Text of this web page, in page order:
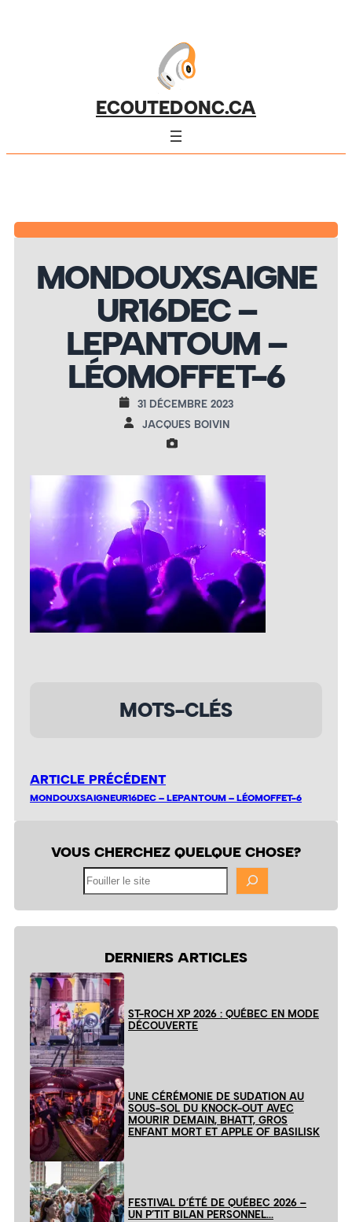
ECOUTEDONC.CA
MONDOUXSAIGNE
UR16DEC –
LEPANTOUM –
LÉOMOFFET-6
31 DÉCEMBRE 2023
JACQUES BOIVIN
MOTS-CLÉS
ARTICLE PRÉCÉDENT
MONDOUXSAIGNEUR16DEC – LEPANTOUM – LÉOMOFFET-6
VOUS CHERCHEZ QUELQUE CHOSE?
DERNIERS ARTICLES
ST-ROCH XP 2026 : QUÉBEC EN MODE
DÉCOUVERTE
UNE CÉRÉMONIE DE SUDATION AU
SOUS-SOL DU KNOCK-OUT AVEC
MOURIR DEMAIN, BHATT, GROS
ENFANT MORT ET APPLE OF BASILISK
FESTIVAL D’ÉTÉ DE QUÉBEC 2026 –
UN P’TIT BILAN PERSONNEL…